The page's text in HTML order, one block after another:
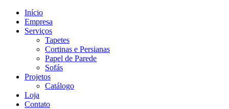
Início
Empresa
Serviços
Tapetes
Cortinas e Persianas
Papel de Parede
Sofás
Projetos
Catálogo
Loja
Contato